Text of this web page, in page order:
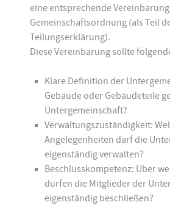
eine entsprechende
Gemeinschaftsordnung (als Teil
Teilungserklärung).
Diese Vereinbarung sollte
Klare Definition der
Gebäude oder Gebäudeteile
Untergemeinschaft?
Verwaltungszuständigkeit:
Angelegenheiten darf die
eigenständig verwalten?
Beschlusskompetenz: Über
dürfen die Mitglieder der
eigenständig beschließen?